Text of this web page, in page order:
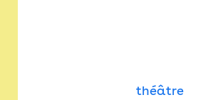
théâtre